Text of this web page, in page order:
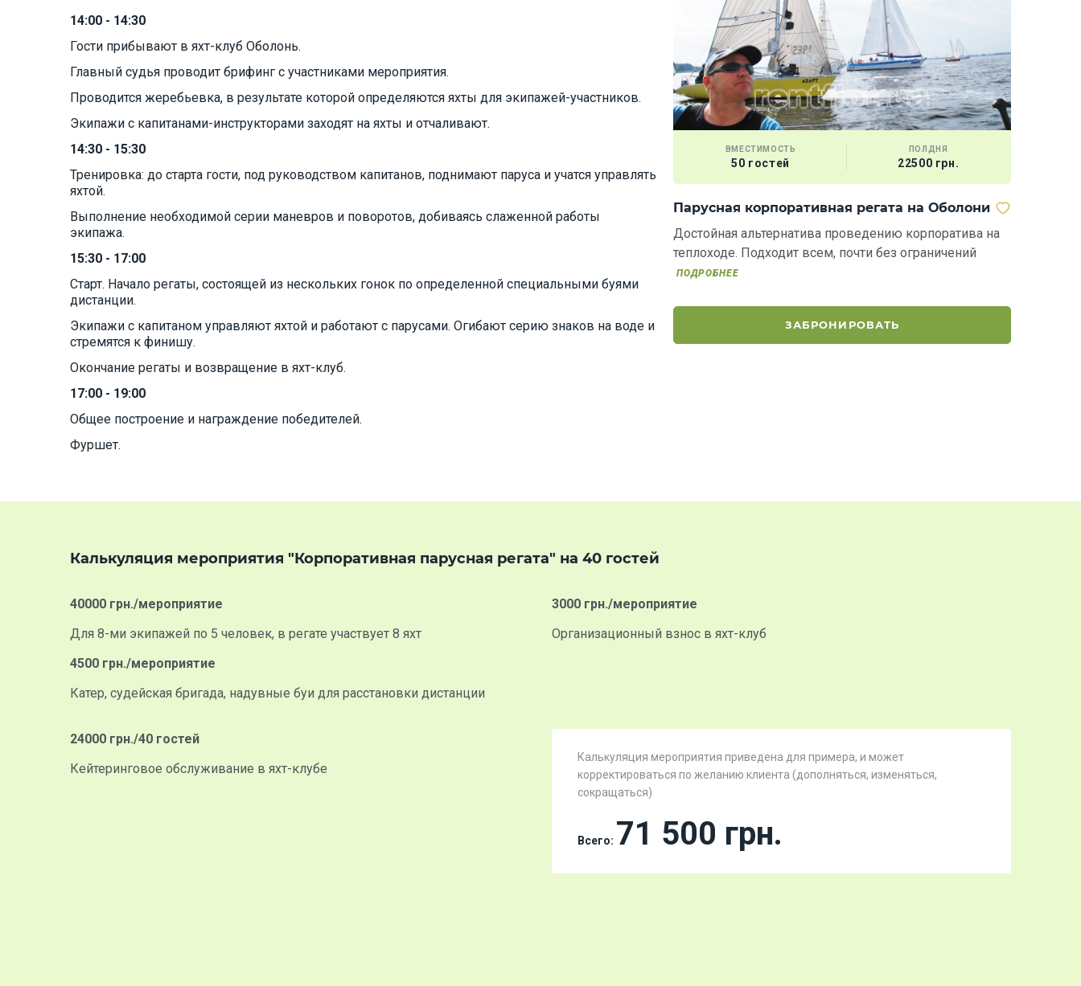
14:00 - 14:30
Гости прибывают в яхт-клуб Оболонь.
Главный судья проводит брифинг с участниками мероприятия.
Проводится жеребьевка, в результате которой определяются яхты для экипажей-участников.
Экипажи с капитанами-инструкторами заходят на яхты и отчаливают.
14:30 - 15:30
Тренировка: до старта гости, под руководством капитанов, поднимают паруса и учатся управлять
яхтой.
Выполнение необходимой серии маневров и поворотов, добиваясь слаженной работы
экипажа.
15:30 - 17:00
Старт. Начало регаты, состоящей из нескольких гонок по определенной специальными буями
дистанции.
Экипажи с капитаном управляют яхтой и работают с парусами. Огибают серию знаков на воде и
стремятся к финишу.
Окончание регаты и возвращение в яхт-клуб.
17:00 - 19:00
Общее построение и награждение победителей.
Фуршет.
ВМЕСТИМОСТЬ
50 гостей
ПОЛДНЯ
22500 грн.
Парусная корпоративная регата на Оболони
Достойная альтернатива проведению корпоратива на
теплоходе. Подходит всем, почти без ограничений
ПОДРОБНЕЕ
ЗАБРОНИРОВАТЬ
Калькуляция мероприятия "Корпоративная парусная регата" на 40 гостей
40000 грн./мероприятие
Для 8-ми экипажей по 5 человек, в регате участвует 8 яхт
4500 грн./мероприятие
Катер, судейская бригада, надувные буи для расстановки дистанции
3000 грн./мероприятие
Организационный взнос в яхт-клуб
24000 грн./40 гостей
Кейтеринговое обслуживание в яхт-клубе
Калькуляция мероприятия приведена для примера, и может
корректироваться по желанию клиента (дополняться, изменяться,
сокращаться)
Всего: 71 500 грн.